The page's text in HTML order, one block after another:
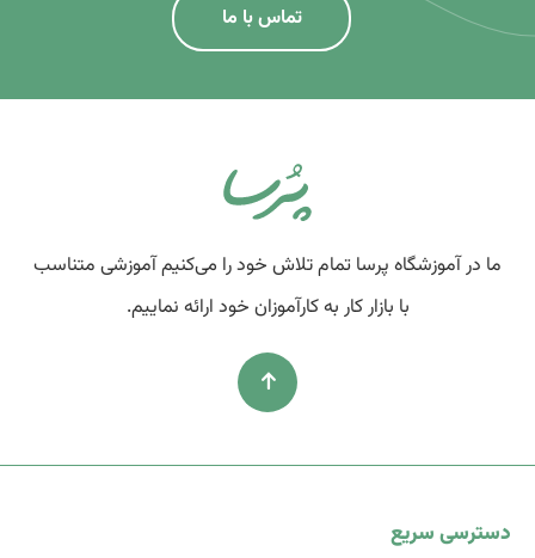
تماس با ما
ما در آموزشگاه پرسا تمام تلاش خود را می‌کنیم آموزشی متناسب
با بازار کار به کارآموزان خود ارائه نماییم.
دسترسی سریع